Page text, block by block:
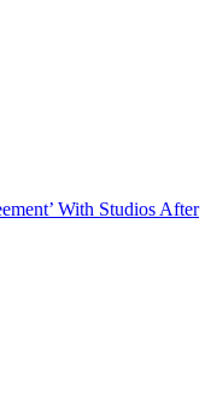
With Studios After